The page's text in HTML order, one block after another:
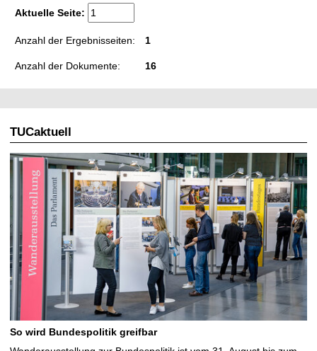
Aktuelle Seite:
Anzahl der Ergebnisseiten: 1
Anzahl der Dokumente: 16
TUCaktuell
So wird Bundespolitik greifbar